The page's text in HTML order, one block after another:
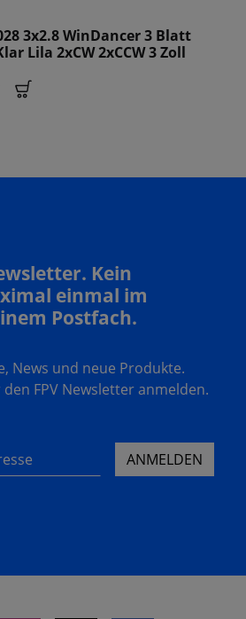
3x2.8 WinDancer 3 Blatt
Lila 2xCW 2xCCW 3 Zoll
Kein
einmal im
Postfach.
News und neue Produkte.
FPV Newsletter anmelden.
ANMELDEN